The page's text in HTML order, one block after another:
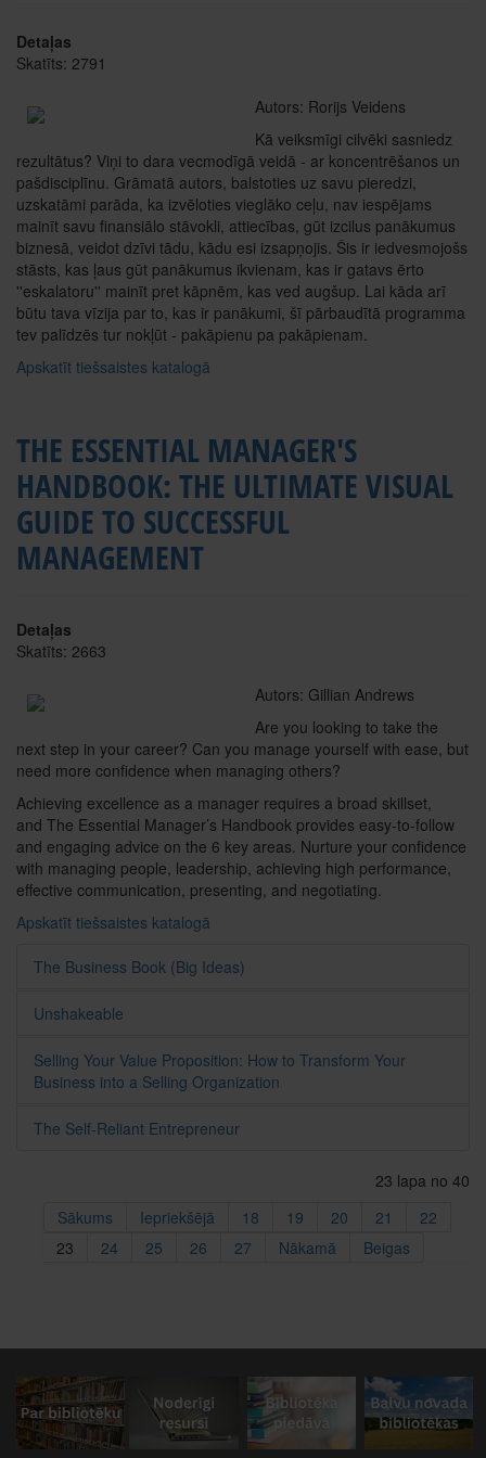
Detaļas
Skatīts: 2791
Autors: Rorijs Veidens
Kā veiksmīgi cilvēki sasniedz
rezultātus? Viņi to dara vecmodīgā veidā - ar koncentrēšanos un
pašdisciplīnu. Grāmatā autors, balstoties uz savu pieredzi,
uzskatāmi parāda, ka izvēloties vieglāko ceļu, nav iespējams
mainīt savu finansiālo stāvokli, attiecības, gūt izcilus panākumus
biznesā, veidot dzīvi tādu, kādu esi izsapņojis. Šis ir iedvesmojošs
stāsts, kas ļaus gūt panākumus ikvienam, kas ir gatavs ērto
''eskalatoru'' mainīt pret kāpnēm, kas ved augšup. Lai kāda arī
būtu tava vīzija par to, kas ir panākumi, šī pārbaudītā programma
tev palīdzēs tur nokļūt - pakāpienu pa pakāpienam.
Apskatīt tiešsaistes katalogā
THE ESSENTIAL MANAGER'S
HANDBOOK: THE ULTIMATE VISUAL
GUIDE TO SUCCESSFUL
MANAGEMENT
Detaļas
Skatīts: 2663
Autors: Gillian Andrews
Are you looking to take the
next step in your career? Can you manage yourself with ease, but
need more confidence when managing others?
Achieving excellence as a manager requires a broad skillset,
and The Essential Manager’s Handbook provides easy-to-follow
and engaging advice on the 6 key areas. Nurture your confidence
with managing people, leadership, achieving high performance,
effective communication, presenting, and negotiating.
Apskatīt tiešsaistes katalogā
The Business Book (Big Ideas)
Unshakeable
Selling Your Value Proposition: How to Transform Your
Business into a Selling Organization
The Self-Reliant Entrepreneur
23 lapa no 40
Sākums
Iepriekšējā 18 19 20 21
22
23
24 25 26 27 Nākamā Beigas